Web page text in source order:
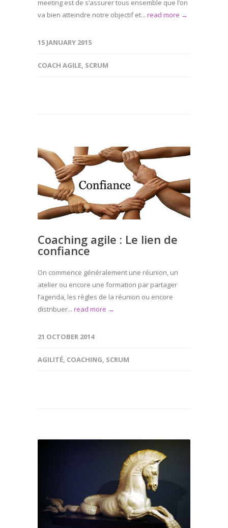
meeting est de s’assurer tous ensemble que l’on
va bien atteindre notre objectif et... read more →
15 JANUARY 2015
COACH AGILE, SCRUM
Coaching agile : Le lien de
confiance
On commence généralement une réunion, un
atelier ou encore une formation par partager
l’agenda, les règles de la réunion ou encore
distribuer... read more →
21 OCTOBER 2014
AGILITÉ, COACHING, SCRUM